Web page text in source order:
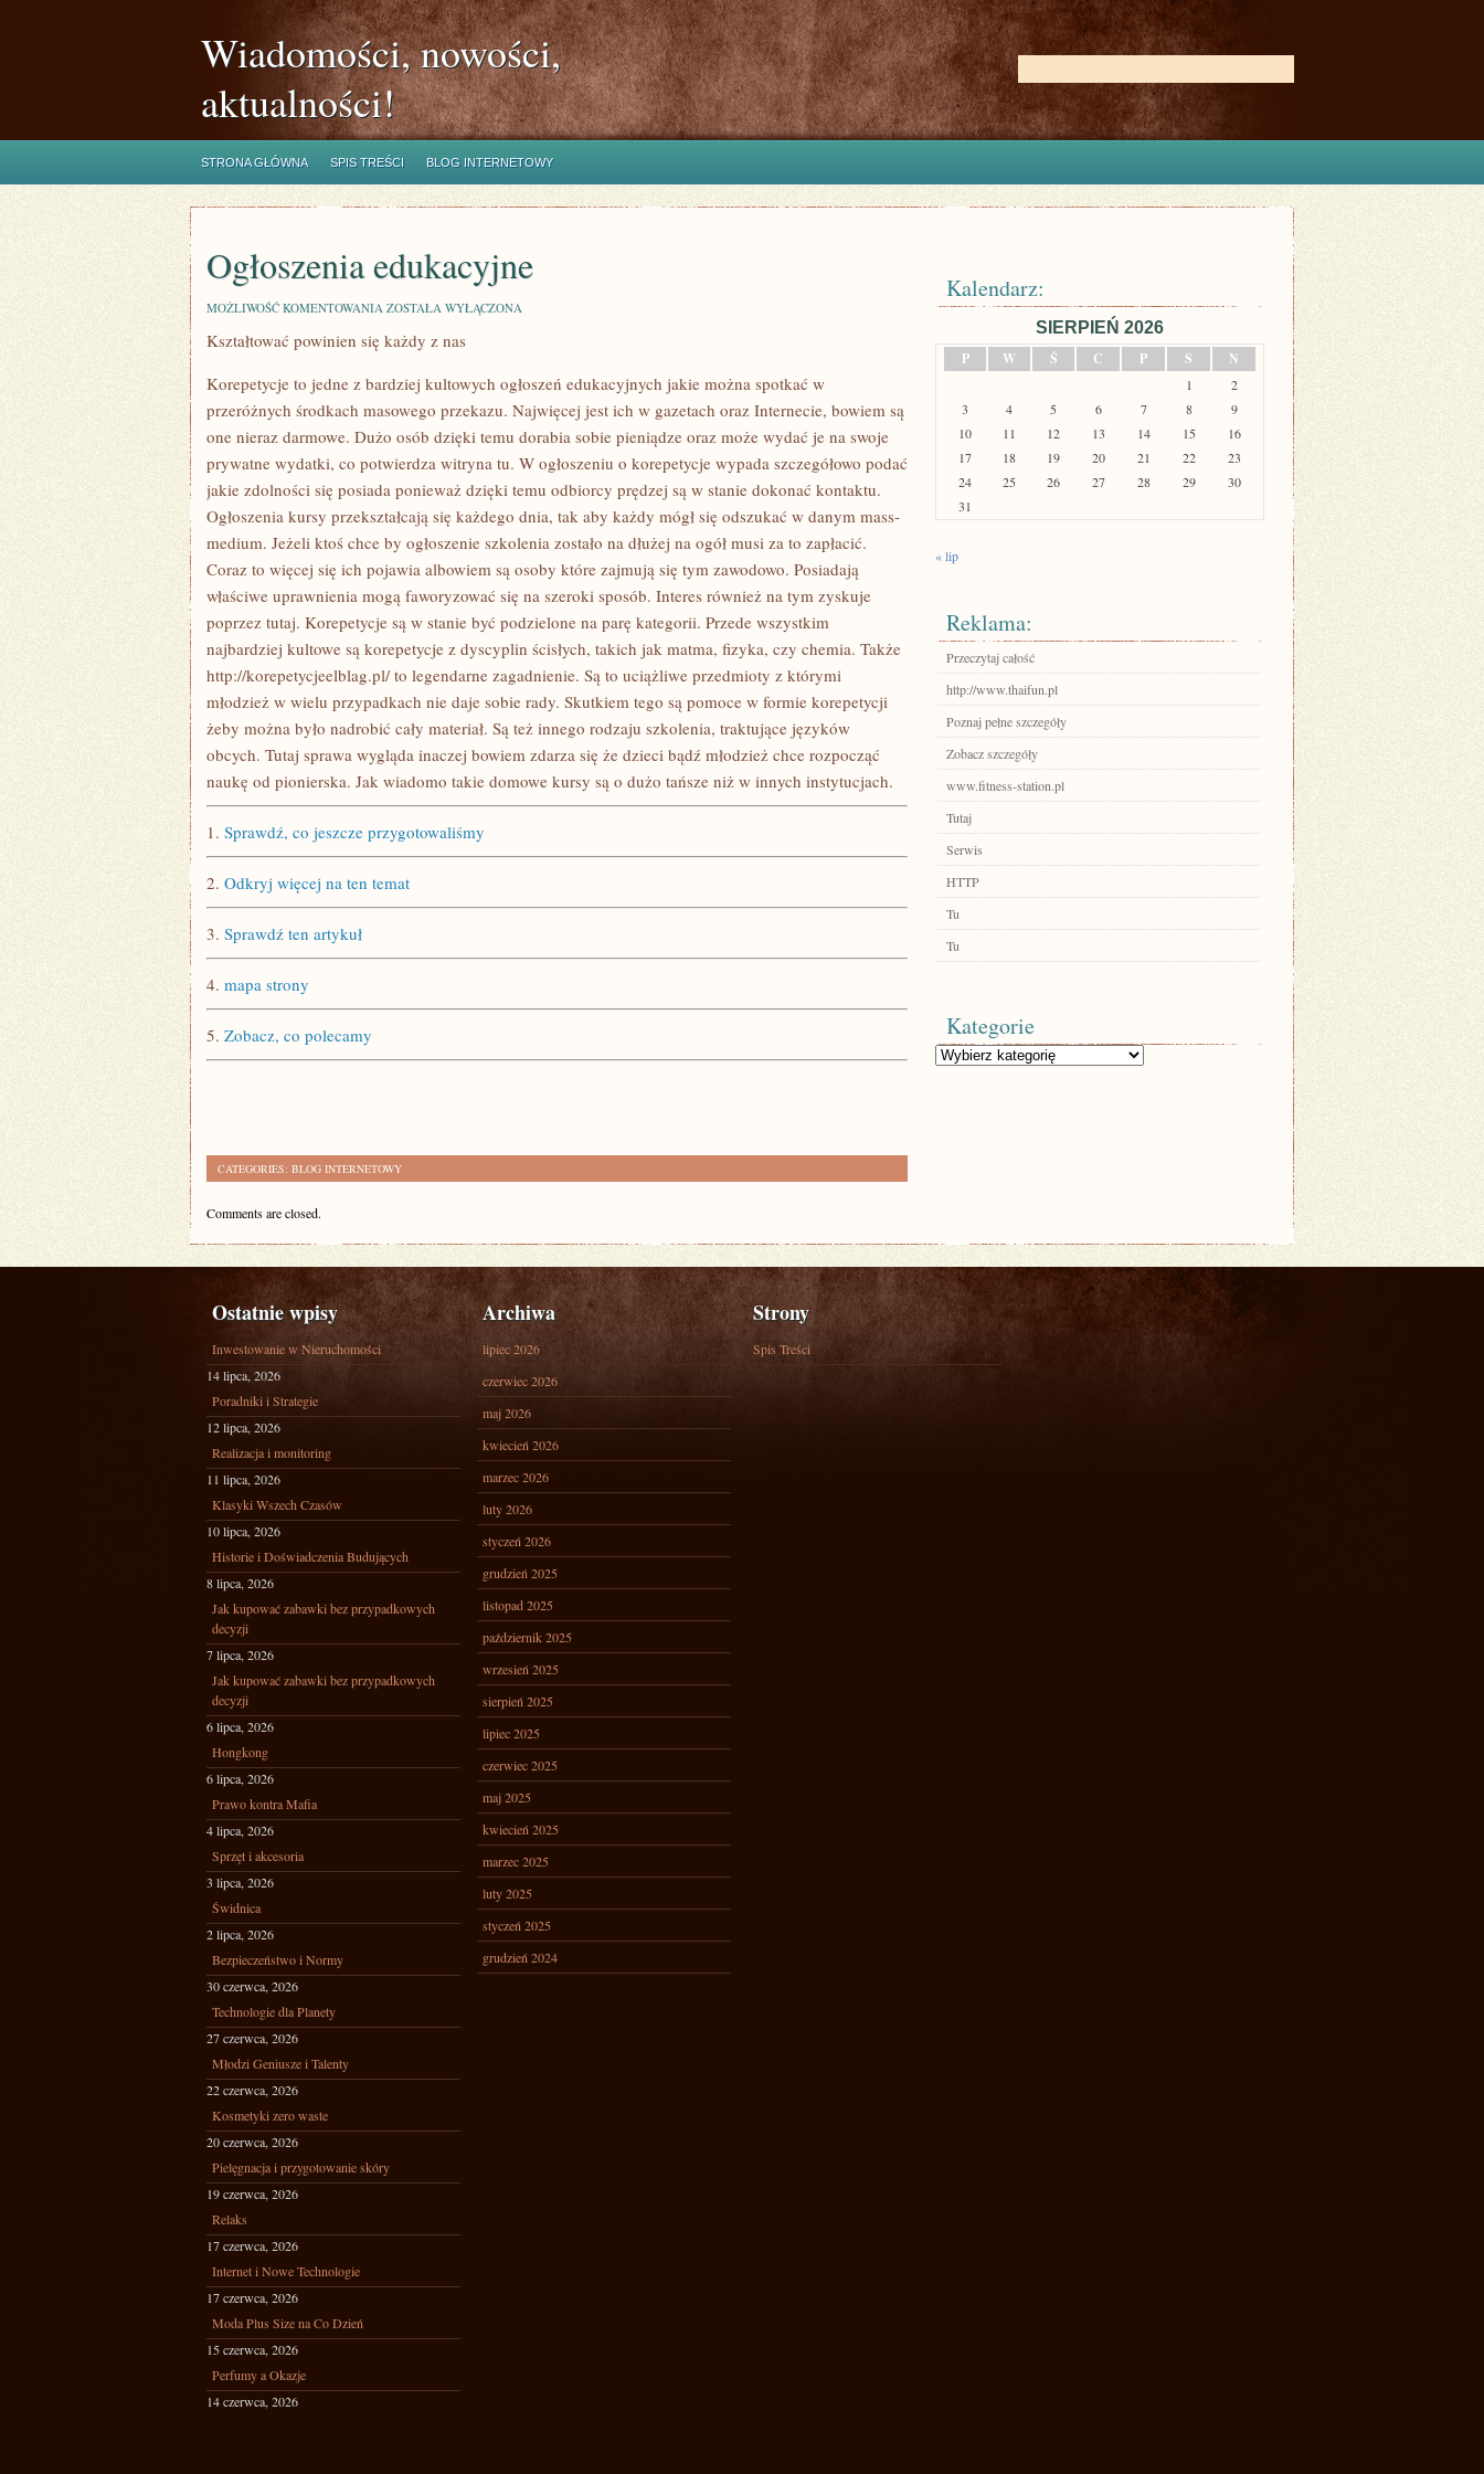
Wiadomości, nowości,
aktualności!
STRONA GŁÓWNA SPIS TREŚCI BLOG INTERNETOWY
Ogłoszenia edukacyjne
MOŻLIWOŚĆ KOMENTOWANIA OGŁOSZENIA
ZOSTAŁA WYŁĄCZONA
Kształtować powinien się każdy z nas
Korepetycje to jedne z bardziej kultowych ogłoszeń edukacyjnych jakie można spotkać w
przeróżnych środkach masowego przekazu. Najwięcej jest ich w gazetach oraz Internecie, bowiem są
one nieraz darmowe. Dużo osób dzięki temu dorabia sobie pieniądze oraz może wydać je na swoje
prywatne wydatki, co potwierdza witryna tu. W ogłoszeniu o korepetycje wypada szczegółowo podać
jakie zdolności się posiada ponieważ dzięki temu odbiorcy prędzej są w stanie dokonać kontaktu.
Ogłoszenia kursy przekształcają się każdego dnia, tak aby każdy mógł się odszukać w danym mass-
medium. Jeżeli ktoś chce by ogłoszenie szkolenia zostało na dłużej na ogół musi za to zapłacić.
Coraz to więcej się ich pojawia albowiem są osoby które zajmują się tym zawodowo. Posiadają
właściwe uprawnienia mogą faworyzować się na szeroki sposób. Interes również na tym zyskuje
poprzez tutaj. Korepetycje są w stanie być podzielone na parę kategorii. Przede wszystkim
najbardziej kultowe są korepetycje z dyscyplin ścisłych, takich jak matma, fizyka, czy chemia. Także
http://korepetycjeelblag.pl/ to legendarne zagadnienie. Są to uciążliwe przedmioty z którymi
młodzież w wielu przypadkach nie daje sobie rady. Skutkiem tego są pomoce w formie korepetycji
żeby można było nadrobić cały materiał. Są też innego rodzaju szkolenia, traktujące języków
obcych. Tutaj sprawa wygląda inaczej bowiem zdarza się że dzieci bądź młodzież chce rozpocząć
naukę od pionierska. Jak wiadomo takie domowe kursy są o dużo tańsze niż w innych instytucjach.
1. Sprawdź, co jeszcze przygotowaliśmy
2. Odkryj więcej na ten temat
3. Sprawdź ten artykuł
4. mapa strony
5. Zobacz, co polecamy
CATEGORIES: BLOG INTERNETOWY
Comments are closed.
Kalendarz:
SIERPIEŃ 2026
P
W Ś C P S N
1
2
3
4 5 6 7 8
9
10
11 12 13 14 15
16
17
18 19 20 21 22
23
24
25 26 27 28 29
30
31
« lip
Reklama:
Przeczytaj całość
http://www.thaifun.pl
Poznaj pełne szczegóły
Zobacz szczegóły
www.fitness-station.pl
Tutaj
Serwis
HTTP
Tu
Tu
Kategorie
Kategorie
Ostatnie wpisy
Inwestowanie w Nieruchomości
14 lipca, 2026
Poradniki i Strategie
12 lipca, 2026
Realizacja i monitoring
11 lipca, 2026
Klasyki Wszech Czasów
10 lipca, 2026
Historie i Doświadczenia Budujących
8 lipca, 2026
Jak kupować zabawki bez przypadkowych
decyzji
7 lipca, 2026
Jak kupować zabawki bez przypadkowych
decyzji
6 lipca, 2026
Hongkong
6 lipca, 2026
Prawo kontra Mafia
4 lipca, 2026
Sprzęt i akcesoria
3 lipca, 2026
Świdnica
2 lipca, 2026
Bezpieczeństwo i Normy
30 czerwca, 2026
Technologie dla Planety
27 czerwca, 2026
Młodzi Geniusze i Talenty
22 czerwca, 2026
Kosmetyki zero waste
20 czerwca, 2026
Pielęgnacja i przygotowanie skóry
19 czerwca, 2026
Relaks
17 czerwca, 2026
Internet i Nowe Technologie
17 czerwca, 2026
Moda Plus Size na Co Dzień
15 czerwca, 2026
Perfumy a Okazje
14 czerwca, 2026
Archiwa
lipiec 2026
czerwiec 2026
maj 2026
kwiecień 2026
marzec 2026
luty 2026
styczeń 2026
grudzień 2025
listopad 2025
październik 2025
wrzesień 2025
sierpień 2025
lipiec 2025
czerwiec 2025
maj 2025
kwiecień 2025
marzec 2025
luty 2025
styczeń 2025
grudzień 2024
Strony
Spis Treści